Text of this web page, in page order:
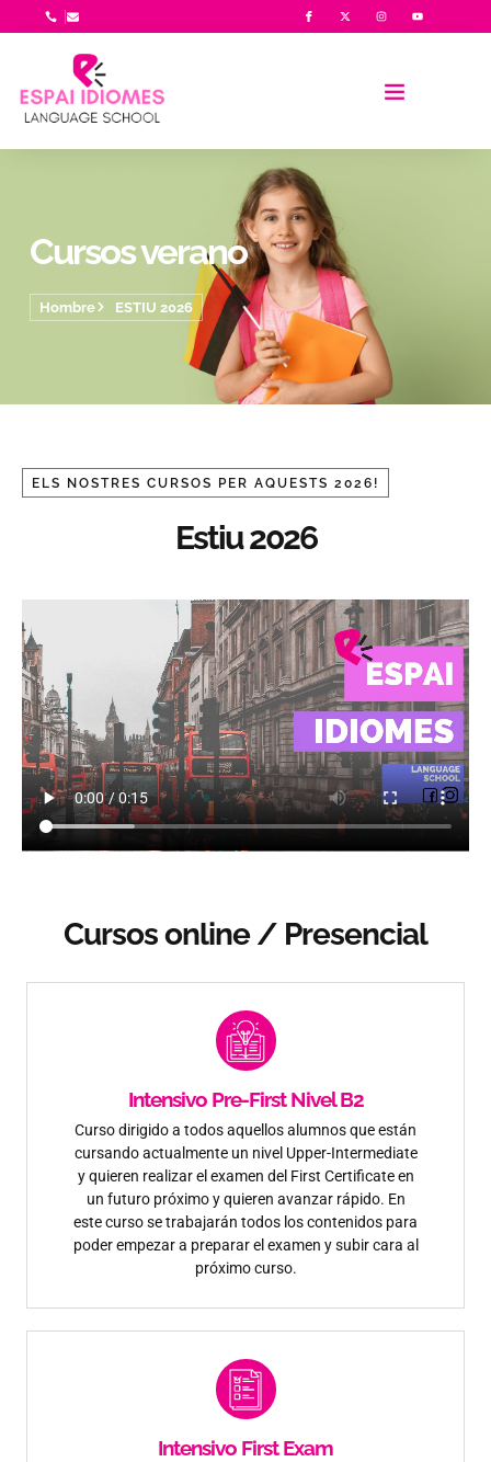
Cursos verano
Hombre ESTIU 2026
ELS NOSTRES CURSOS PER AQUESTS 2026!
Estiu 2026
Cursos online / Presencial
Intensivo Pre-First Nivel B2
Curso dirigido a todos aquellos alumnos que están
cursando actualmente un nivel Upper-Intermediate
y quieren realizar el examen del First Certificate en
un futuro próximo y quieren avanzar rápido. En
este curso se trabajarán todos los contenidos para
poder empezar a preparar el examen y subir cara al
próximo curso.
Intensivo First Exam